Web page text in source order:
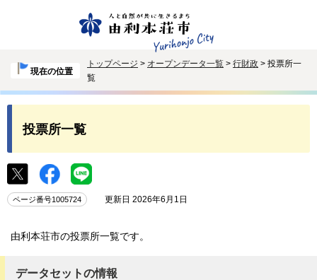
現在の位置
トップページ > オープンデータ一覧 > 行財政 > 投票所一
覧
投票所一覧
ページ番号1005724 更新日 2026年6月1日
由利本荘市の投票所一覧です。
データセットの情報